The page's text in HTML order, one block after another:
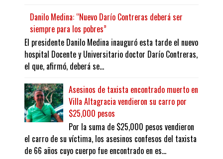
Danilo Medina: “Nuevo Darío Contreras deberá ser
siempre para los pobres”
El presidente Danilo Medina inauguró esta tarde el nuevo
hospital Docente y Universitario doctor Darío Contreras,
el que, afirmó, deberá se...
Asesinos de taxista encontrado muerto en
Villa Altagracia vendieron su carro por
$25,000 pesos
Por la suma de $25,000 pesos vendieron
el carro de su víctima, los asesinos confesos del taxista
de 66 años cuyo cuerpo fue encontrado en es...